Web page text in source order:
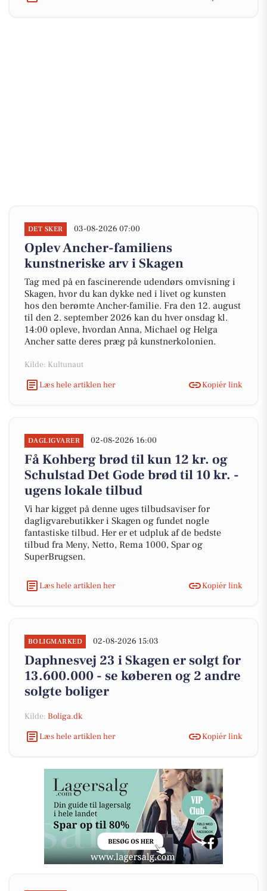
DET SKER 03-08-2026 07:00
Oplev Ancher-familiens
kunstneriske arv i Skagen
Tag med på en fascinerende udendørs omvisning i
Skagen, hvor du kan dykke ned i livet og kunsten
hos den berømte Ancher-familie. Fra den 12. august
til den 2. september 2026 kan du hver onsdag kl.
14:00 opleve, hvordan Anna, Michael og Helga
Ancher satte deres præg på kunstnerkolonien.
Kilde: Kultunaut
Læs hele artiklen her
Kopiér link
DAGLIGVARER 02-08-2026 16:00
Få Kohberg brød til kun 12 kr. og
Schulstad Det Gode brød til 10 kr. -
ugens lokale tilbud
Vi har kigget på denne uges tilbudsaviser for
dagligvarebutikker i Skagen og fundet nogle
fantastiske tilbud. Her er et udpluk af de bedste
tilbud fra Meny, Netto, Rema 1000, Spar og
SuperBrugsen.
Læs hele artiklen her Kopiér link
BOLIGMARKED 02-08-2026 15:03
Daphnesvej 23 i Skagen er solgt for
13.600.000 - se køberen og 2 andre
solgte boliger
Kilde: Boliga.dk
Læs hele artiklen her
Kopiér link